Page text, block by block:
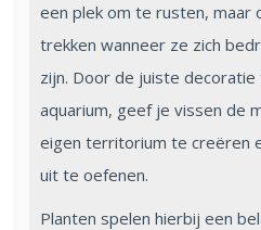
een plek om te rusten, maar
trekken wanneer ze zich
zijn. Door de juiste
aquarium, geef je vissen de
eigen territorium te creëren
uit te oefenen.
Planten spelen hierbij een